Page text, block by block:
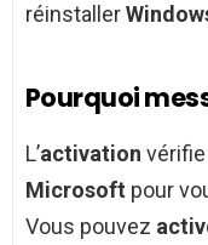
réinstaller
Pourquoi
L’activation
Microsoft pour
Vous pouvez